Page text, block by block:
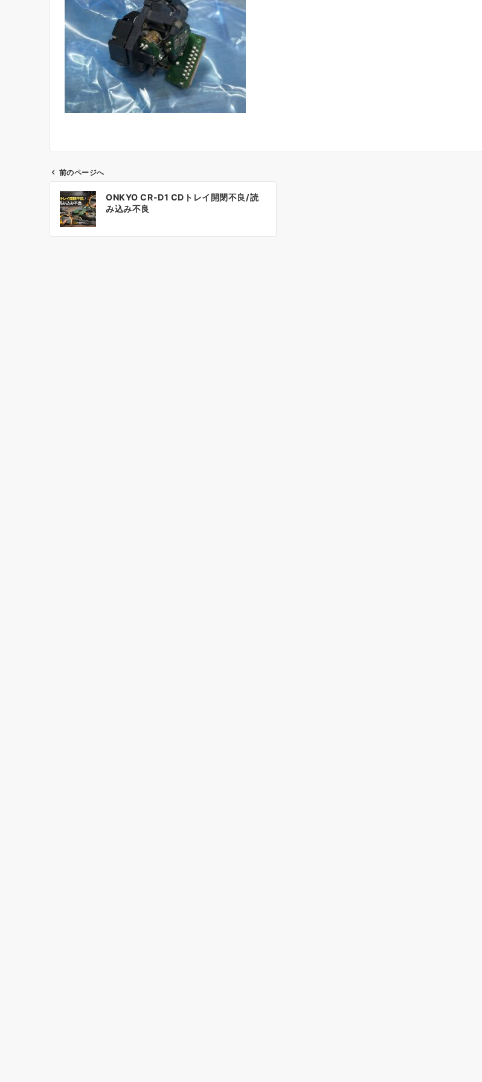
前のページへ
ONKYO CR-D1 CDトレイ開閉不良/読
み込み不良